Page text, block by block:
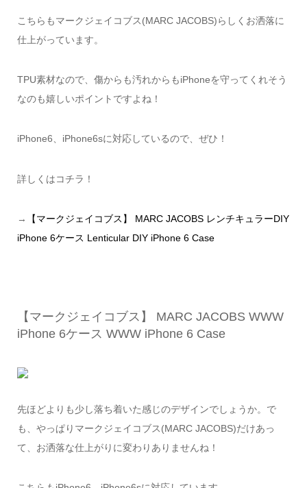
こちらもマークジェイコブス(MARC JACOBS)らしくお洒落に
仕上がっています。
TPU素材なので、傷からも汚れからもiPhoneを守ってくれそう
なのも嬉しいポイントですよね！
iPhone6、iPhone6sに対応しているので、ぜひ！
詳しくはコチラ！
→
【マークジェイコブス】 MARC JACOBS レンチキュラーDIY
iPhone 6ケース Lenticular DIY iPhone 6 Case
【マークジェイコブス】 MARC JACOBS WWW
iPhone 6ケース WWW iPhone 6 Case
先ほどよりも少し落ち着いた感じのデザインでしょうか。で
も、やっぱりマークジェイコブス(MARC JACOBS)だけあっ
て、お洒落な仕上がりに変わりありませんね！